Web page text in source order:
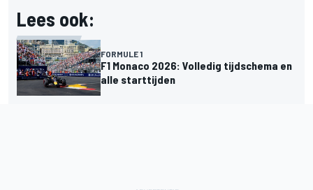
Lees ook:
FORMULE 1
F1 Monaco 2026: Volledig tijdschema en
alle starttijden